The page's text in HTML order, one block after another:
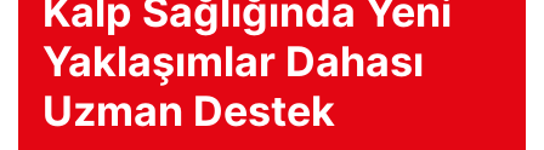
Kalp Sağlığında Yeni
Yaklaşımlar Dahası
Uzman Destek